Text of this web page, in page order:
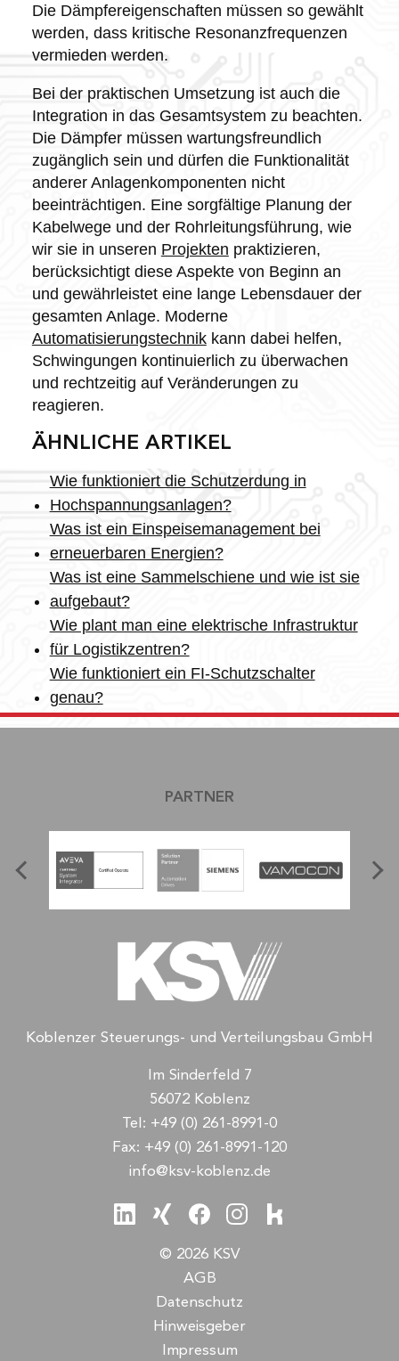
Die Dämpfereigenschaften müssen so gewählt
werden, dass kritische Resonanzfrequenzen
vermieden werden.
Bei der praktischen Umsetzung ist auch die
Integration in das Gesamtsystem zu beachten.
Die Dämpfer müssen wartungsfreundlich
zugänglich sein und dürfen die Funktionalität
anderer Anlagenkomponenten nicht
beeinträchtigen. Eine sorgfältige Planung der
Kabelwege und der Rohrleitungsführung, wie
wir sie in unseren Projekten praktizieren,
berücksichtigt diese Aspekte von Beginn an
und gewährleistet eine lange Lebensdauer der
gesamten Anlage. Moderne
Automatisierungstechnikkann dabei helfen,
Schwingungen kontinuierlich zu überwachen
und rechtzeitig auf Veränderungen zu
reagieren.
ÄHNLICHE ARTIKEL
Wie funktioniert die Schutzerdung in
Hochspannungsanlagen?
Was ist ein Einspeisemanagement bei
erneuerbaren Energien?
Was ist eine Sammelschiene und wie ist sie
aufgebaut?
Wie plant man eine elektrische Infrastruktur
für Logistikzentren?
Wie funktioniert ein FI-Schutzschalter
genau?
PARTNER
Koblenzer Steuerungs- und Verteilungsbau GmbH
Im Sinderfeld 7
56072 Koblenz
Tel: +49 (0) 261-8991-0
Fax: +49 (0) 261-8991-120
info@ksv-koblenz.de
© 2026 KSV
AGB
Datenschutz
Hinweisgeber
Impressum